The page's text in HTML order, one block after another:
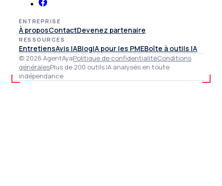
ENTREPRISE
À proposContactDevenez partenaire
RESSOURCES
EntretiensAvis IABlogIA pour les PMEBoîte à outils IA
© 2026 AgentAyaPolitique de confidentialitéConditions
généralesPlus de 200 outils IA analysés en toute
indépendance